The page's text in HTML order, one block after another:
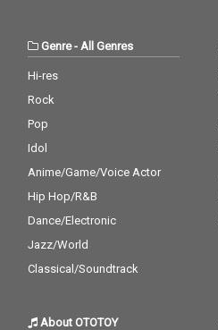
Genre- All Genres
Hi-res
Rock
Pop
Idol
Anime/Game/Voice Actor
Hip Hop/R&B
Dance/Electronic
Jazz/World
Classical/Soundtrack
About OTOTOY